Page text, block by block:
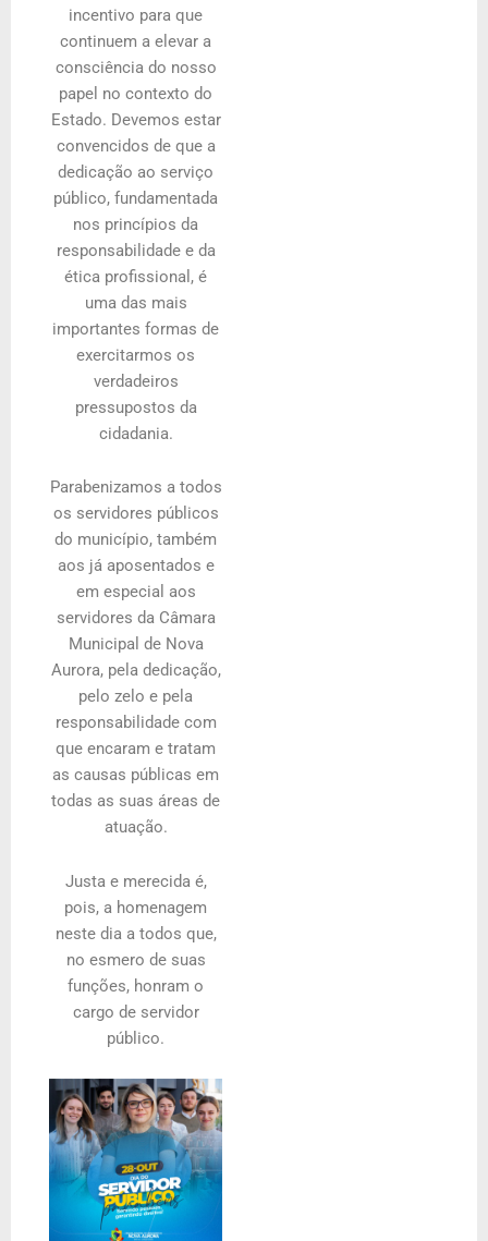
incentivo para que
continuem a elevar a
consciência do nosso
papel no contexto do
Estado. Devemos estar
convencidos de que a
dedicação ao serviço
público, fundamentada
nos princípios da
responsabilidade e da
ética profissional, é
uma das mais
importantes formas de
exercitarmos os
verdadeiros
pressupostos da
cidadania.
Parabenizamos a todos
os servidores públicos
do município, também
aos já aposentados e
em especial aos
servidores da Câmara
Municipal de Nova
Aurora, pela dedicação,
pelo zelo e pela
responsabilidade com
que encaram e tratam
as causas públicas em
todas as suas áreas de
atuação.
Justa e merecida é,
pois, a homenagem
neste dia a todos que,
no esmero de suas
funções, honram o
cargo de servidor
público.